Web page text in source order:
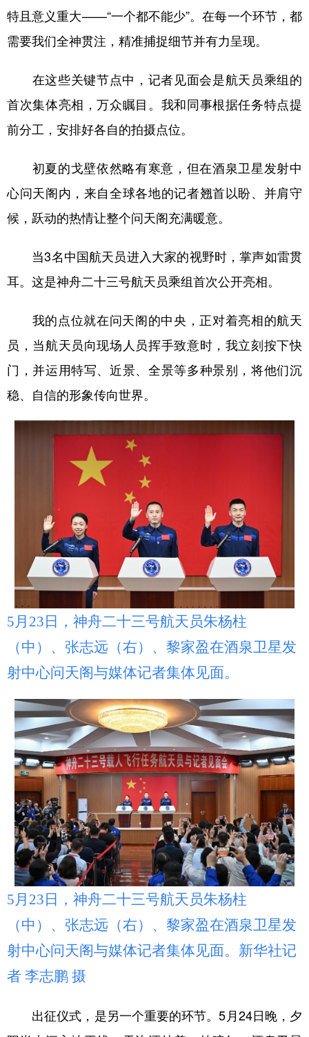
特且意义重大——“一个都不能少”。在每一个环节，都
需要我们全神贯注，精准捕捉细节并有力呈现。
在这些关键节点中，记者见面会是航天员乘组的
首次集体亮相，万众瞩目。我和同事根据任务特点提
前分工，安排好各自的拍摄点位。
初夏的戈壁依然略有寒意，但在酒泉卫星发射中
心问天阁内，来自全球各地的记者翘首以盼、并肩守
候，跃动的热情让整个问天阁充满暖意。
当3名中国航天员进入大家的视野时，掌声如雷贯
耳。这是神舟二十三号航天员乘组首次公开亮相。
我的点位就在问天阁的中央，正对着亮相的航天
员，当航天员向现场人员挥手致意时，我立刻按下快
门，并运用特写、近景、全景等多种景别，将他们沉
稳、自信的形象传向世界。
5月23日，神舟二十三号航天员朱杨柱
（中）、张志远（右）、黎家盈在酒泉卫星发
射中心问天阁与媒体记者集体见面。
5月23日，神舟二十三号航天员朱杨柱
（中）、张志远（右）、黎家盈在酒泉卫星发
射中心问天阁与媒体记者集体见面。新华社记
者 李志鹏 摄
出征仪式，是另一个重要的环节。5月24日晚，夕